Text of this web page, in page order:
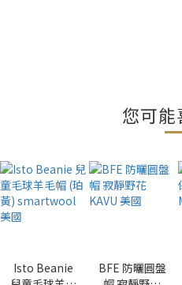
您可
Isto Beanie
BFE 防曬圓盤